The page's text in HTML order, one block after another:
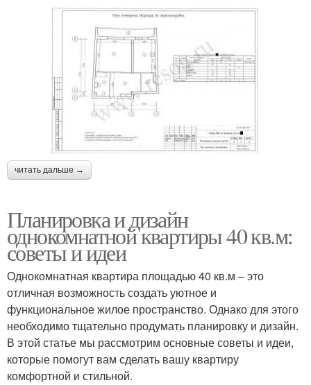
читать дальше →
Планировка и дизайн
однокомнатной квартиры 40 кв.м:
советы и идеи
Однокомнатная квартира площадью 40 кв.м – это
отличная возможность создать уютное и
функциональное жилое пространство. Однако для этого
необходимо тщательно продумать планировку и дизайн.
В этой статье мы рассмотрим основные советы и идеи,
которые помогут вам сделать вашу квартиру
комфортной и стильной.